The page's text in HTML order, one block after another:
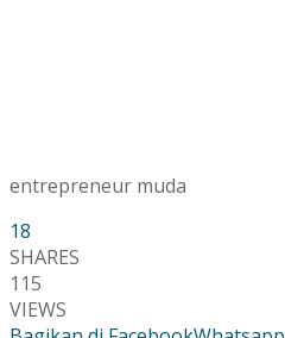
entrepreneur muda
18
SHARES
115
VIEWS